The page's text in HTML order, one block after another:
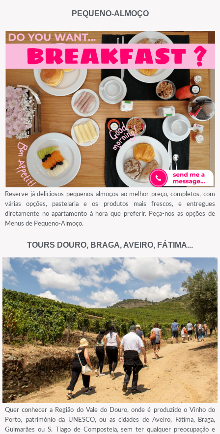
PEQUENO-ALMOÇO
Reserve já deliciosos pequenos-almoços ao melhor preço, completos, com
várias opções, pastelaria e os produtos mais frescos, e entregues
diretamente no apartamento à hora que preferir. Peça-nos as opções de
Menus de Pequeno-Almoço.
TOURS DOURO, BRAGA, AVEIRO, FÁTIMA...
Quer conhecer a Região do Vale do Douro, onde é produzido o Vinho do
Porto, património da UNESCO, ou as cidades de Aveiro, Fátima, Braga,
Guimarães ou S. Tiago de Compostela, sem ter qualquer preocupação e